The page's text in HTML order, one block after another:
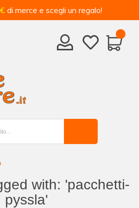
di merce e scegli un regalo!
with: 'pacchetti-
pyssla'